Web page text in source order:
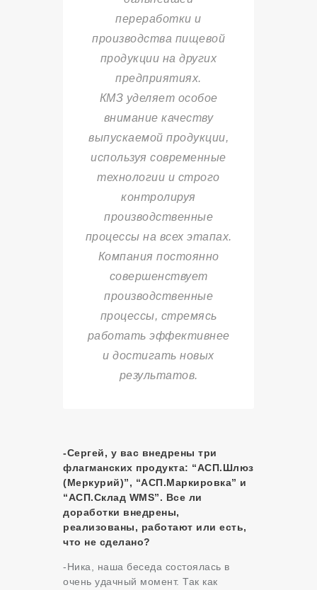
переработки и
производства пищевой
продукции на других
предприятиях.
КМЗ уделяет особое
внимание качеству
выпускаемой продукции,
используя современные
технологии и строго
контролируя
производственные
процессы на всех этапах.
Компания постоянно
совершенствует
производственные
процессы, стремясь
работать эффективнее
и достигать новых
результатов.
-Сергей, у вас внедрены три
флагманских продукта: “АСП.Шлюз
(Меркурий)”, “АСП.Маркировка” и
“АСП.Склад WMS”. Все ли
доработки внедрены,
реализованы, работают или есть,
что не сделано?
-Ника, наша беседа состоялась в
очень удачный момент. Так как